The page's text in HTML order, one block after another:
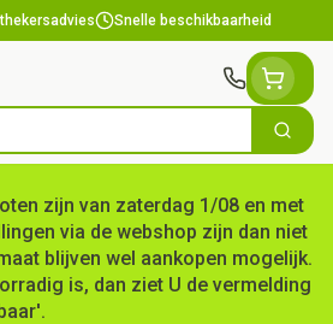
Snelle beschikbaarheid
Zoek
zijn van zaterdag 1/08 en met
via de webshop zijn dan niet
blijven wel aankopen mogelijk.
is, dan ziet U de vermelding